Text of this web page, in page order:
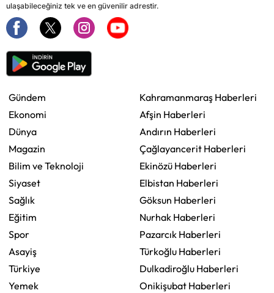
ulaşabileceğiniz tek ve en güvenilir adrestir.
Gündem
Ekonomi
Dünya
Magazin
Bilim ve Teknoloji
Siyaset
Sağlık
Eğitim
Spor
Asayiş
Türkiye
Yemek
Kahramanmaraş Haberleri
Afşin Haberleri
Andırın Haberleri
Çağlayancerit Haberleri
Ekinözü Haberleri
Elbistan Haberleri
Göksun Haberleri
Nurhak Haberleri
Pazarcık Haberleri
Türkoğlu Haberleri
Dulkadiroğlu Haberleri
Onikişubat Haberleri